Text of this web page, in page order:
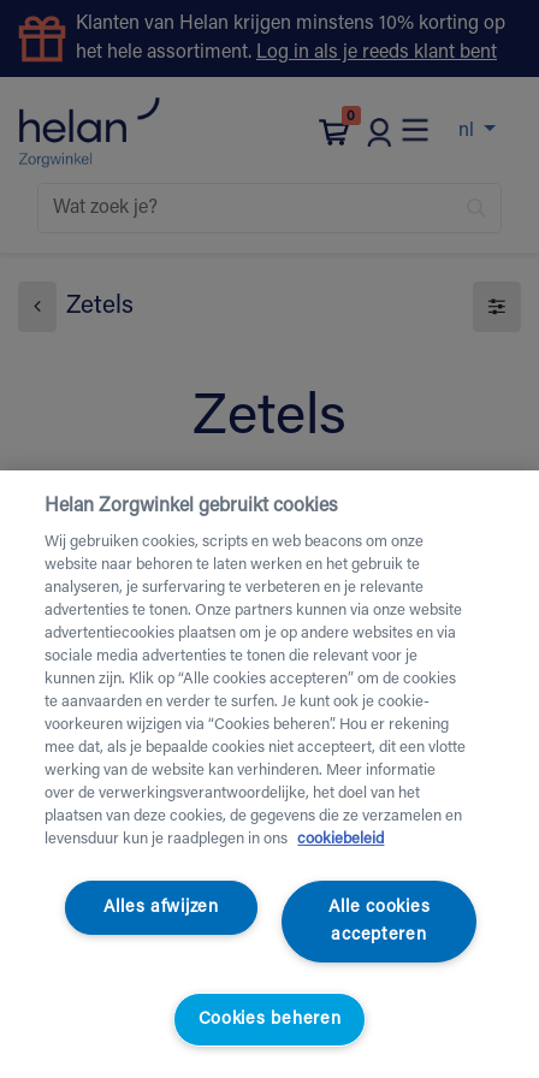
Klanten van Helan krijgen minstens 10% korting op
het hele assortiment. Log in als je reeds klant bent
0
nl
Zetels
Zetels
Salens
Relaxzetel Phantom
Helan klanten
Revilax
Relaxzetel Comfortlax
Helan Zorgwinkel gebruikt cookies
Wij gebruiken cookies, scripts en web beacons om onze
website naar behoren te laten werken en het gebruik te
analyseren, je surfervaring te verbeteren en je relevante
advertenties te tonen. Onze partners kunnen via onze website
advertentiecookies plaatsen om je op andere websites en via
sociale media advertenties te tonen die relevant voor je
kunnen zijn. Klik op “Alle cookies accepteren” om de cookies
te aanvaarden en verder te surfen. Je kunt ook je cookie-
voorkeuren wijzigen via “Cookies beheren”. Hou er rekening
mee dat, als je bepaalde cookies niet accepteert, dit een vlotte
werking van de website kan verhinderen. Meer informatie
over de verwerkingsverantwoordelijke, het doel van het
plaatsen van deze cookies, de gegevens die ze verzamelen en
levensduur kun je raadplegen in ons
cookiebeleid
Alle cookies
accepteren
Alles afwijzen
Cookies beheren